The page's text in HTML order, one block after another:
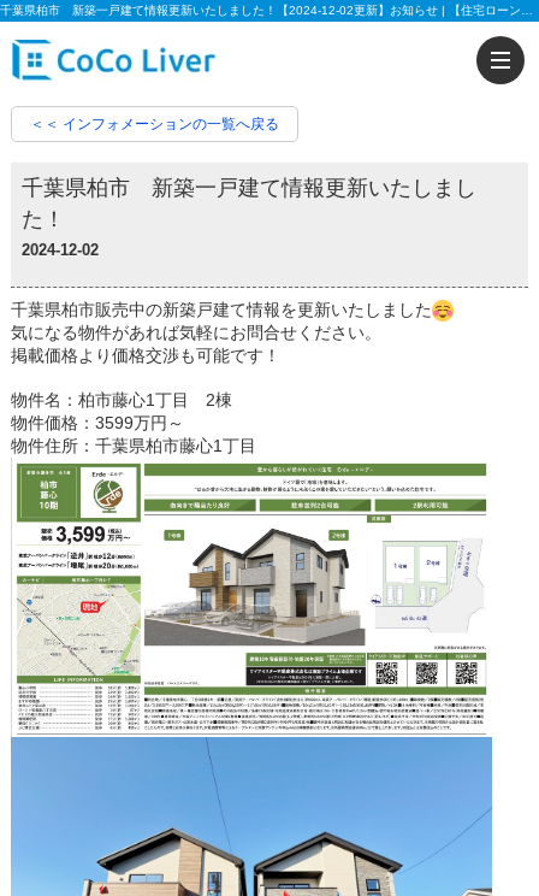
＜＜ インフォメーションの一覧へ戻る
千葉県柏市 新築一戸建て情報更新いたしまし
た！
2024-12-02
千葉県柏市販売中の新築戸建て情報を更新いたしました
気になる物件があれば気軽にお問合せください。
掲載価格より価格交渉も可能です！
物件名：柏市藤心1丁目 2棟
物件価格：3599万円～
物件住所：千葉県柏市藤心1丁目